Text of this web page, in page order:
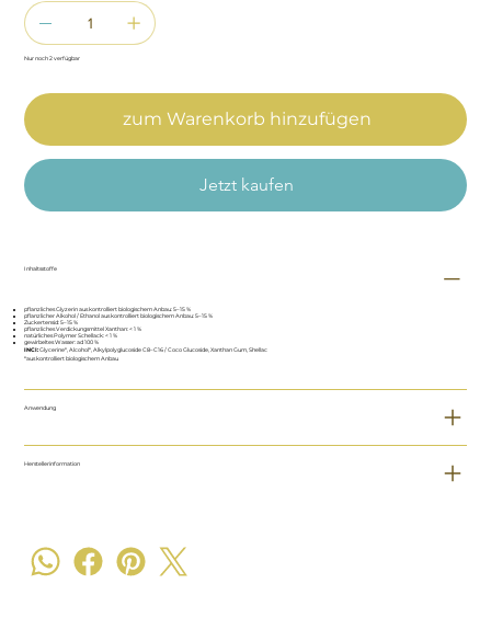
Nur noch 2 verfügbar
zum Warenkorb hinzufügen
Jetzt kaufen
Inhaltsstoffe
pflanzliches Glyzerin aus kontrolliert biologischem Anbau: 5–15 %
pflanzlicher Alkohol / Ethanol aus kontrolliert biologischem Anbau: 5–15 %
Zuckertensid: 5–15 %
pflanzliches Verdickungsmittel Xanthan: < 1 %
natürliches Polymer Schellack: < 1 %
gewirbeltes Wasser: ad 100 %
INCI:Glycerine*, Alcohol*, Alkylpolyglucoside C8–C16 / Coco Glucoside, Xanthan Gum, Shellac
*aus kontrolliert biologischem Anbau
Anwendung
Herstellerinformation